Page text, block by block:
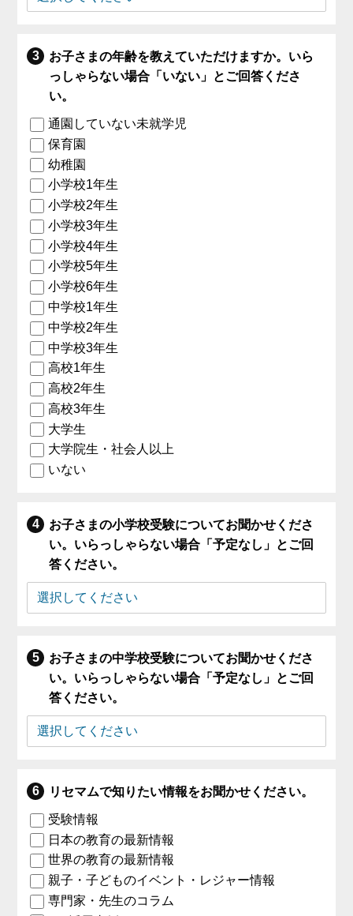
お子さまの年齢を教えていただけますか。いら
っしゃらない場合「いない」とご回答くださ
い。
通園していない未就学児
保育園
幼稚園
小学校1年生
小学校2年生
小学校3年生
小学校4年生
小学校5年生
小学校6年生
中学校1年生
中学校2年生
中学校3年生
高校1年生
高校2年生
高校3年生
大学生
大学院生・社会人以上
いない
お子さまの小学校受験についてお聞かせくださ
い。いらっしゃらない場合「予定なし」とご回
答ください。
お子さまの中学校受験についてお聞かせくださ
い。いらっしゃらない場合「予定なし」とご回
答ください。
リセマムで知りたい情報をお聞かせください。
受験情報
日本の教育の最新情報
世界の教育の最新情報
親子・子どものイベント・レジャー情報
専門家・先生のコラム